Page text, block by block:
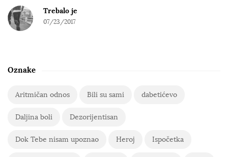
Trebalo je
07/23/2017
Oznake
Aritmičan odnos Bili su sami dabetićevo
Daljina boli Dezorijentisan
Dok Tebe nisam upoznao Heroj Ispočetka